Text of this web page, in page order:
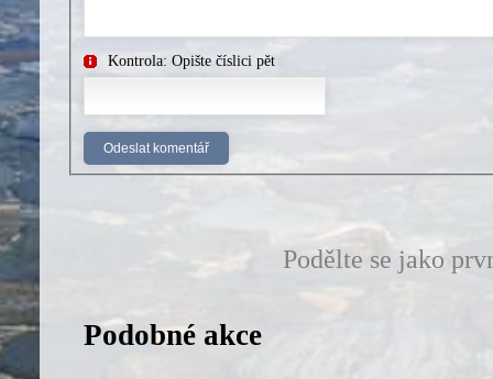
Kontrola: Opište číslici pět
Podělte se jako
Podobné akce